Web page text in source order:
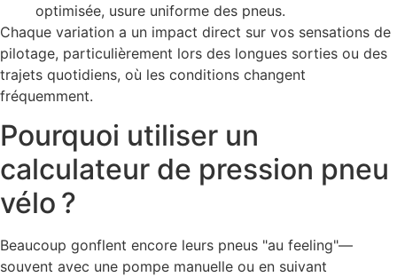
optimisée, usure uniforme des pneus.
Chaque variation a un impact direct sur vos sensations de
pilotage, particulièrement lors des longues sorties ou des
trajets quotidiens, où les conditions changent
fréquemment.
Pourquoi utiliser un
calculateur de pression pneu
vélo ?
Beaucoup gonflent encore leurs pneus "au feeling"—
souvent avec une pompe manuelle ou en suivant